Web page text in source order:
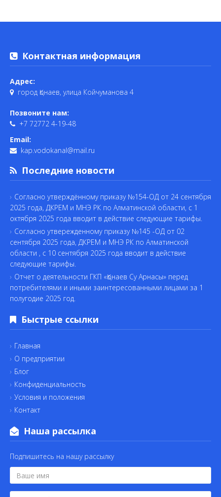
Контактная информация
Адрес:
город Қонаев, улица Койчуманова 4
Позвоните нам:
+7 72772 4-19-48
Email:
kap.vodokanal@mail.ru
Последние новости
Согласно утверждённому приказу №154-ОД от 24 сентября
2025 года, ДКРЕМ и МНЭ РК по Алматинской области, с 1
октября 2025 года вводит в действие следующие тарифы.
Согласно утвережденному приказу №145 -ОД от 02
сентября 2025 года, ДКРЕМ и МНЭ РК по Алматинской
области , с 10 сентября 2025 года вводит в действие
следующие тарифы.
Отчет о деятельности ГКП «Қонаев Су Арнасы» перед
потребителями и иными заинтересованными лицами за 1
полугодие 2025 год.
Быстрые ссылки
Главная
О предприятии
Блог
Конфиденциальность
Условия и положения
Контакт
Наша рассылка
Подпишитесь на нашу рассылку